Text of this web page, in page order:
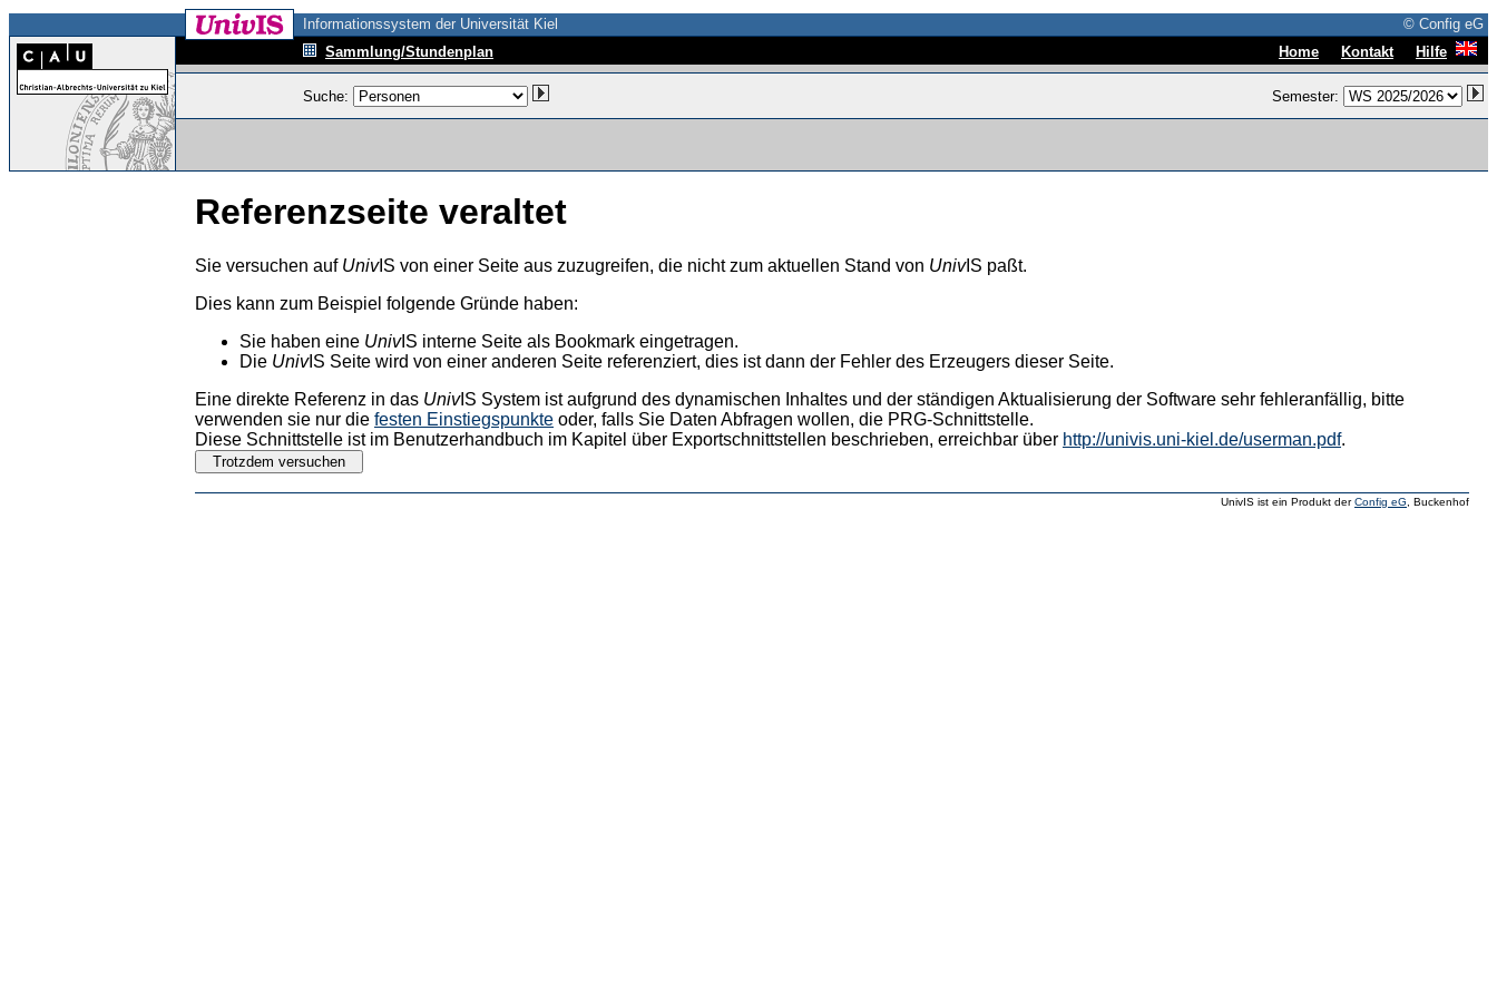
Informationssystem der Universität Kiel
© Config eG
Sammlung/Stundenplan
Home Kontakt Hilfe
Suche: Semester:
Referenzseite veraltet
Sie versuchen auf UnivIS von einer Seite aus zuzugreifen, die nicht zum aktuellen Stand von UnivIS paßt.
Dies kann zum Beispiel folgende Gründe haben:
Sie haben eine UnivIS interne Seite als Bookmark eingetragen.
Die UnivIS Seite wird von einer anderen Seite referenziert, dies ist dann der Fehler des Erzeugers dieser Seite.
Eine direkte Referenz in das UnivIS System ist aufgrund des dynamischen Inhaltes und der ständigen Aktualisierung der Software sehr fehleranfällig, bitte
verwenden sie nur die festen Einstiegspunkte oder, falls Sie Daten Abfragen wollen, die PRG-Schnittstelle.
Diese Schnittstelle ist im Benutzerhandbuch im Kapitel über Exportschnittstellen beschrieben, erreichbar über http://univis.uni-kiel.de/userman.pdf.
UnivIS ist ein Produkt derConfig eG , Buckenhof